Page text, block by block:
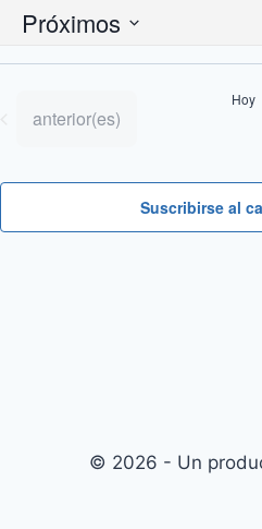
Próximos
fecha.
Eventos
anterior(es)
Hoy
Suscribirse al
© 2026 - Un